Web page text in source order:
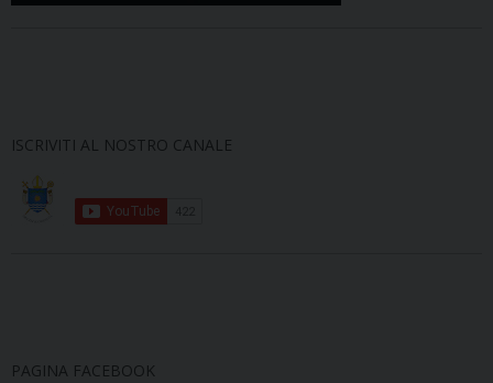
ISCRIVITI AL NOSTRO CANALE
PAGINA FACEBOOK